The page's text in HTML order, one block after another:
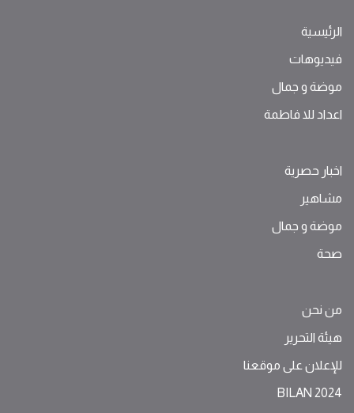
الرئيسية
فيديوهات
موضة ‫و‬ ‫‬‫جمال‬
اعداد للا فاطمة
اخبار حصرية
مشاهير
موضة ‫و‬ ‫‬‫جمال‬
صحة
من نحن
هيئة التحرير
للإعلان على موقعنا
BILAN 2024